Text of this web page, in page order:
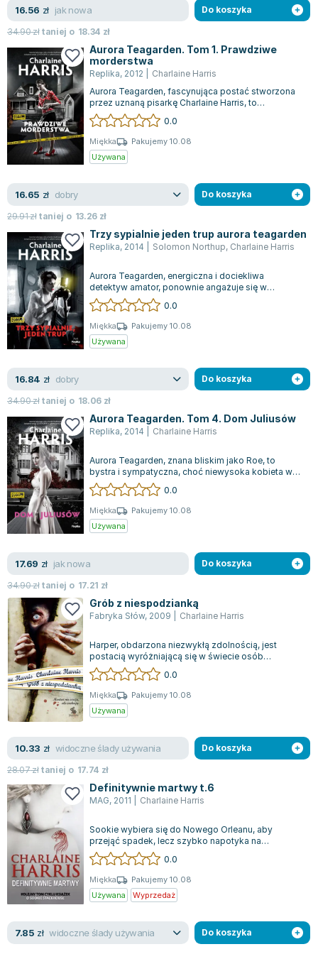
Zygmunt Freud
Agata Passent
Michel Moran
Maciej Orłoś
Jo Nesbo
Katarzyna Miller
Antoine de Saint Exupery
Lew Tołstoj
Mark Twain
Marcin Meller
Paulina Młynarska
ks. Piotr Pawlukiewicz
Jarosław Sokołowski
Piotr Latocha
Michael Scott
Piotr Semka
Jarosław Iwaszkiewicz
Joseph Murphy
Jan Sztaudynger
Aleksander Puszkin
Oscar Wilde
Małgorzata Ohme
Maddie Ziegler
Leszek Czarnecki
Joanna Racewicz
Maria Seweryn
Janina Zającówna
Eric Helms
Anna Prus (oprac.)
Nela Mała Reporterka
Agnieszka Maciąg
Barbara Wrzesińska
Terry Pratchett
Virginia Woolf
Lorraine Warren
Ajahn Brahm
Lucinda Riley
Jacek Walkiewicz
16.56 zł jak nowa
34.90złtaniej o 18.34 zł
Do koszyka
Aurora Teagarden. Tom 1. Prawdziwe
morderstwa
Replika, 2012
Charlaine Harris
Aurora Teagarden, fascynująca postać stworzona
przez uznaną pisarkę Charlaine Harris, to
nieprzeciętna bibliotekarka potrafiąca ro...
0.0
Miękka
Pakujemy 10.08
Używana
16.65 zł dobry
29.91złtaniej o 13.26 zł
Do koszyka
Trzy sypialnie jeden trup aurora teagarden
Replika, 2014 Solomon Northup, Charlaine Harris
Aurora Teagarden, energiczna i dociekliwa
detektyw amator, ponownie angażuje się w
rozwiązywanie zagadek, które łączą świat zbrodn...
0.0
Miękka
Pakujemy 10.08
Używana
16.84 zł dobry
34.90złtaniej o 18.06 zł
Do koszyka
Aurora Teagarden. Tom 4. Dom Juliusów
Replika, 2014 Charlaine Harris
Aurora Teagarden, znana bliskim jako Roe, to
bystra i sympatyczna, choć niewysoka kobieta w
okularach, która tym razem stawia czoł...
0.0
Miękka
Pakujemy 10.08
Używana
17.69 zł jak nowa
34.90złtaniej o 17.21 zł
Do koszyka
Grób z niespodzianką
Fabryka Słów, 2009 Charlaine Harris
Harper, obdarzona niezwykłą zdolnością, jest
postacią wyróżniającą się w świecie osób
zajmujących się odnajdywaniem zaginionych ci...
0.0
Miękka
Pakujemy 10.08
Używana
10.33 zł widoczne ślady używania
28.07złtaniej o 17.74 zł
Do koszyka
Definitywnie martwy t.6
MAG, 2011 Charlaine Harris
Sookie wybiera się do Nowego Orleanu, aby
przejąć spadek, lecz szybko napotyka na
trudności. Wygląda na to, że pewne osoby pragną...
0.0
Miękka
Pakujemy 10.08
Używana
Wyprzedaż
7.85 zł widoczne ślady używania Do koszyka